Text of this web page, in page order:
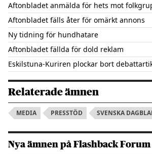
Aftonbladet anmälda för hets mot
Aftonbladet fälls åter för omärkt annons
Ny tidning för hundhatare
Aftonbladet fällda för dold reklam
Eskilstuna-Kuriren plockar bort
Relaterade ämnen
MEDIA PRESSTÖD SVENSKA
Nya ämnen på Flashback Forum